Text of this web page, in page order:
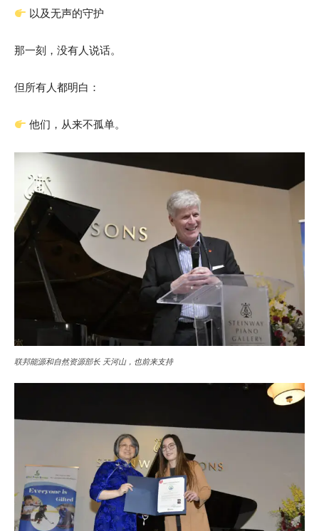
以及无声的守护
那一刻，没有人说话。
但所有人都明白：
他们，从来不孤单。
联邦能源和自然资源部长 天河山，也前来支持